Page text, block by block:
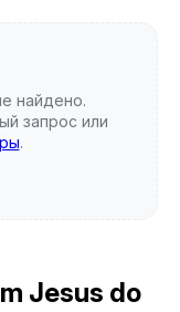
найдено.
запрос или
.
Jesus do